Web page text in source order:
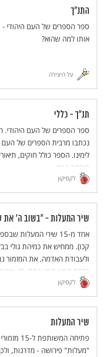
התנ"ך
ספר הספרים של העם היהודי
אותו למה שהוא?
על היצירה
תנ"ך - כללי
ספר הספרים של העם היהודי.
נכתבו מרבית הספרים של העם
לימינו. הספר כולל חוקים,
חוכמה ועוד.
לקסיקון
שיר המעלות - "בשוב ה' את
אחד מ-15 שירי המעלות
קכו). ממחיש את כמיהת גולי
ולעבודת האדמה. את המזמור
ברכת המזון בימי שבת, חג
לקסיקון
שיר המעלות
פתיחה
"מעלות" פירושה - מדרגות,